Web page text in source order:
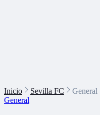
Inicio Sevilla FC
General
General